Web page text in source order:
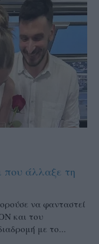
που άλλαξε τη
να φανταστεί
και του
με το...